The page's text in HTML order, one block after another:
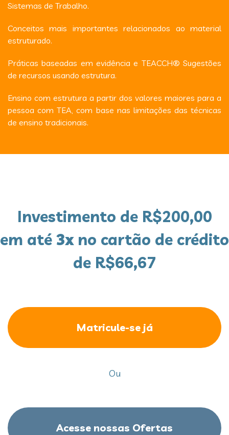
Sistemas de Trabalho.
Conceitos mais importantes relacionados ao material
estruturado.
Práticas baseadas em evidência e TEACCH® Sugestões
de recursos usando estrutura.
Ensino com estrutura a partir dos valores maiores para a
pessoa com TEA, com base nas limitações das técnicas
de ensino tradicionais.
Investimento de R$200,00
em até 3x no cartão de crédito
de R$66,67
Matricule-se já
Ou
Acesse nossas Ofertas